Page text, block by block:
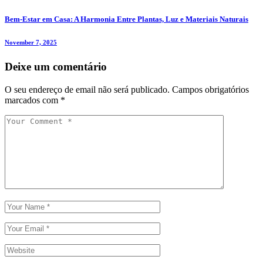
Bem-Estar em Casa: A Harmonia Entre Plantas, Luz e Materiais Naturais
November 7, 2025
Deixe um comentário
O seu endereço de email não será publicado. Campos obrigatórios
marcados com *